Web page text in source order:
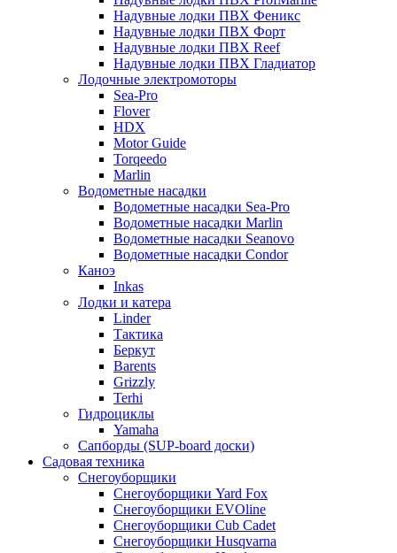
Надувные лодки ПВХ Феникс
Надувные лодки ПВХ Форт
Надувные лодки ПВХ Reef
Надувные лодки ПВХ Гладиатор
Лодочные электромоторы
Sea-Pro
Flover
HDX
Motor Guide
Torqeedo
Marlin
Водометные насадки
Водометные насадки Sea-Pro
Водометные насадки Marlin
Водометные насадки Seanovo
Водометные насадки Condor
Каноэ
Inkas
Лодки и катера
Linder
Тактика
Беркут
Barents
Grizzly
Terhi
Гидроциклы
Yamaha
Сапборды (SUP-board доски)
Садовая техника
Снегоуборщики
Снегоуборщики Yard Fox
Снегоуборщики EVOline
Снегоуборщики Cub Cadet
Снегоуборщики Husqvarna